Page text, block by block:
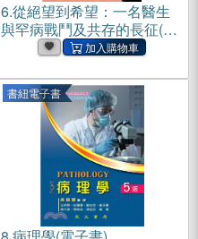
6.從絕望到希望：一名醫生
與罕病戰鬥及共存的長征(電
書紐電子書